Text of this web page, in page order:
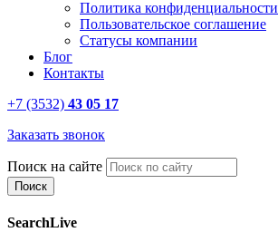
Политика конфиденциальности
Пользовательское соглашение
Статусы компании
Блог
Контакты
+7 (3532) 43 05 17
Заказать звонок
Поиск на сайте
SearchLive